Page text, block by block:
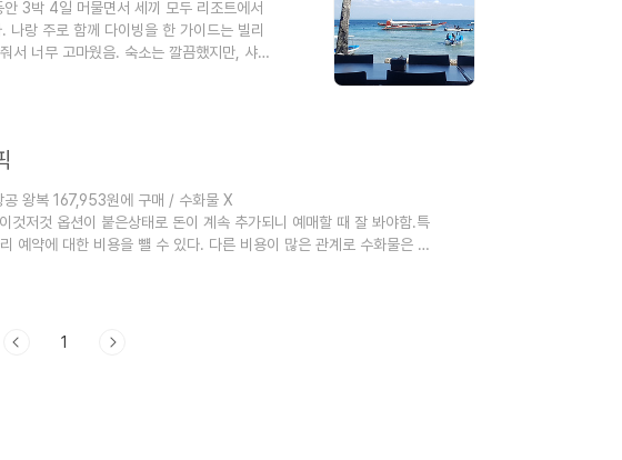
3박 4일 머물면서 세끼 모두 리조트에서
랑 주로 함께 다이빙을 한 가이드는 빌리
서 너무 고마웠음. 숙소는 깔끔했지만, 샤
먹었던 것 중에 오믈렛과 라면. 라면은 면
공 왕복 167,953원에 구매 / 수화물 X
옵션이 붙은상태로 돈이 계속 추가되니 예매할 때 잘 봐야함.특
예약에 대한 비용을 뺼 수 있다. 다른 비용이 많은 관계로 수화물은 갖
1